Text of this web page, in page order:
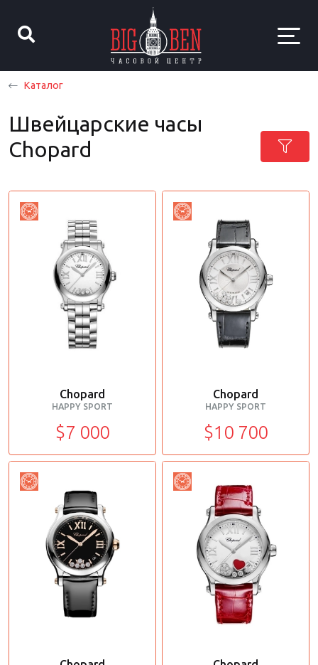
Каталог
Швейцарские часы
Chopard
Chopard
HAPPY SPORT
$7 000
Chopard
HAPPY SPORT
$10 700